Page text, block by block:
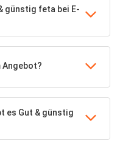
günstig feta bei E-
Angebot?
es Gut & günstig